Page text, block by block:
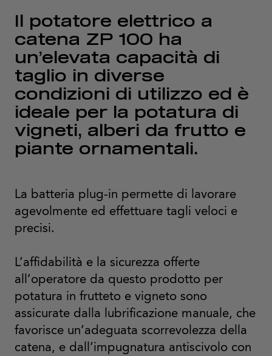
Il potatore elettrico a
catena ZP 100 ha
un’elevata capacità di
taglio in diverse
condizioni di utilizzo ed è
ideale per la potatura di
vigneti, alberi da frutto e
piante ornamentali.
La batteria plug-in permette di lavorare
agevolmente ed effettuare tagli veloci e
precisi.
L’affidabilità e la sicurezza offerte
all’operatore da questo prodotto per
potatura in frutteto e vigneto sono
assicurate dalla lubrificazione manuale, che
favorisce un’adeguata scorrevolezza della
catena, e dall’impugnatura antiscivolo con